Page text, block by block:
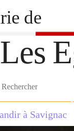
à Savignac
de
Rechercher